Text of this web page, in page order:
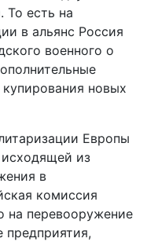
То есть на
в альянс Россия
военного о
новых
Европы
из
в
комиссия
на перевооружение
предприятия,